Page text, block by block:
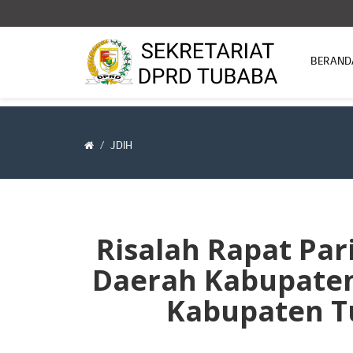
JDIH
Risalah Rapat
Daerah
Kabupaten